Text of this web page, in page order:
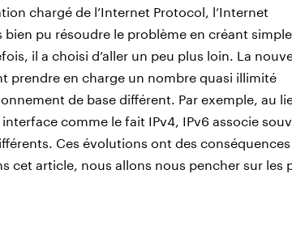
chargé de l’Internet Protocol, l’Internet
bien pu résoudre le problème en créant
il a choisi d’aller un peu plus loin. La
prendre en charge un nombre quasi illimité
de base différent. Par exemple, au
comme le fait IPv4, IPv6 associe
Ces évolutions ont des
cet article, nous allons nous pencher sur les